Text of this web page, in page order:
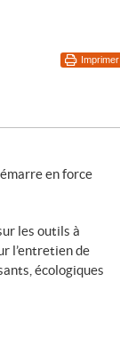
Imprimer
en force
les outils à
l’entretien de
écologiques